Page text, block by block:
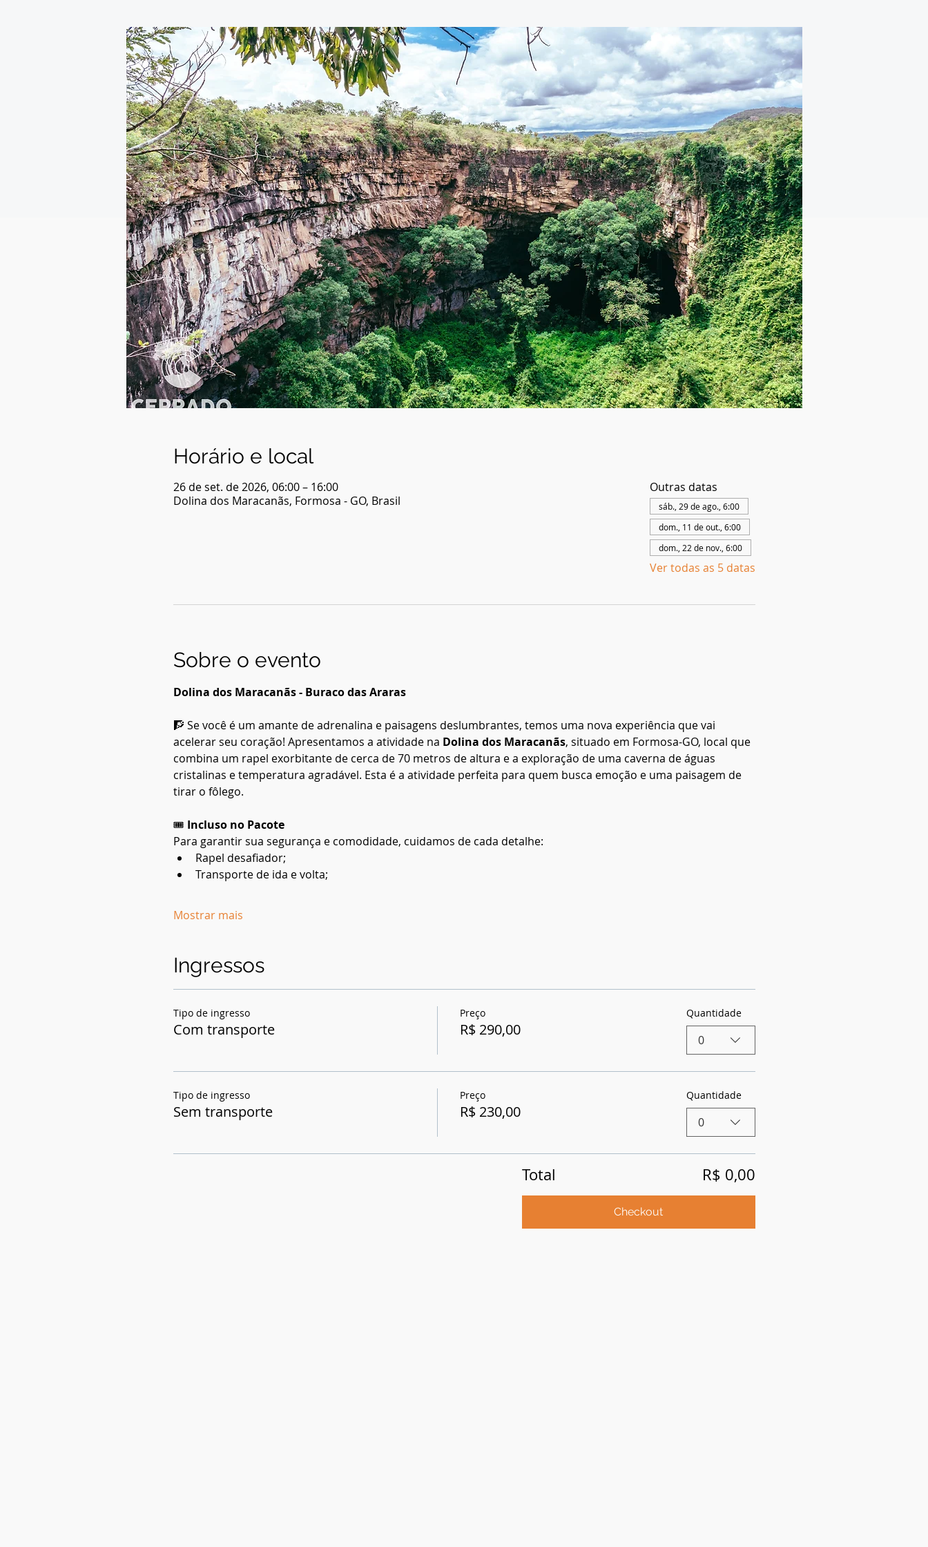
Horário e local
26 de set. de 2026, 06:00 – 16:00
Dolina dos Maracanãs, Formosa - GO, Brasil
Outras datas
sáb., 29 de ago., 6:00
dom., 11 de out., 6:00
dom., 22 de nov., 6:00
Ver todas as 5 datas
Sobre o evento
Dolina dos Maracanãs - Buraco das Araras
🧗 Se você é um amante de adrenalina e paisagens deslumbrantes, temos uma nova experiência que vai
acelerar seu coração! Apresentamos a atividade na Dolina dos Maracanãs, situado em Formosa-GO, local que
combina um rapel exorbitante de cerca de 70 metros de altura e a exploração de uma caverna de águas
cristalinas e temperatura agradável. Esta é a atividade perfeita para quem busca emoção e uma paisagem de
tirar o fôlego.
🎟️ Incluso no Pacote
Para garantir sua segurança e comodidade, cuidamos de cada detalhe:
Rapel desafiador;
Transporte de ida e volta;
Mostrar mais
Ingressos
Tipo de ingresso
Com transporte
Preço
R$ 290,00
Quantidade
0
Tipo de ingresso
Sem transporte
Preço
R$ 230,00
Quantidade
0
Total R$ 0,00
Checkout